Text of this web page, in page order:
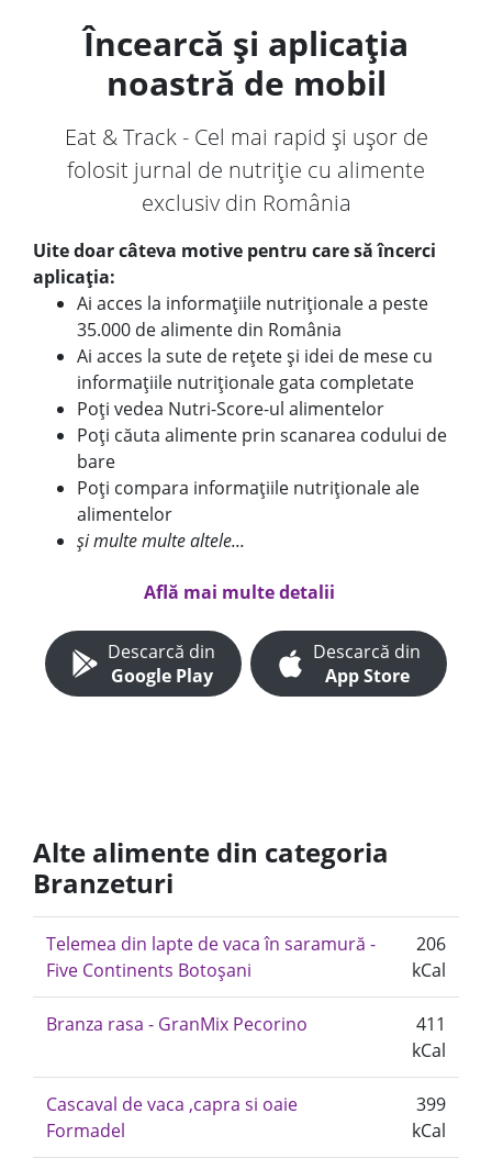
Încearcă și aplicația
noastră de mobil
Eat & Track - Cel mai rapid și ușor de
folosit jurnal de nutriție cu alimente
exclusiv din România
Uite doar câteva motive pentru care să încerci
aplicația:
Ai acces la informațiile nutriționale a peste
35.000 de alimente din România
Ai acces la sute de rețete și idei de mese cu
informațiile nutriționale gata completate
Poți vedea Nutri-Score-ul alimentelor
Poți căuta alimente prin scanarea codului de
bare
Poți compara informațiile nutriționale ale
alimentelor
și multe multe altele...
Află mai multe detalii
Descarcă din
Google Play
Descarcă din
App Store
Alte alimente din categoria
Branzeturi
Telemea din lapte de vaca în saramură -
Five Continents Botoșani
206
kCal
Branza rasa - GranMix Pecorino
411
kCal
Cascaval de vaca ,capra si oaie
Formadel
399
kCal